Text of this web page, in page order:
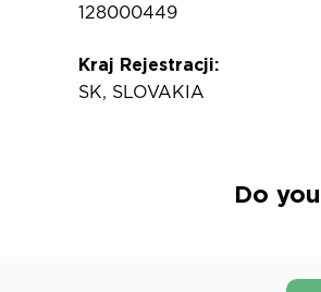
128000449
Kraj Rejestracji:
SK, SLOVAKIA
Do